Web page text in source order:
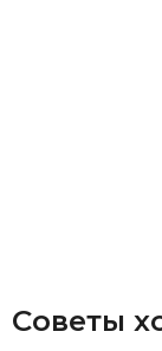
Советы